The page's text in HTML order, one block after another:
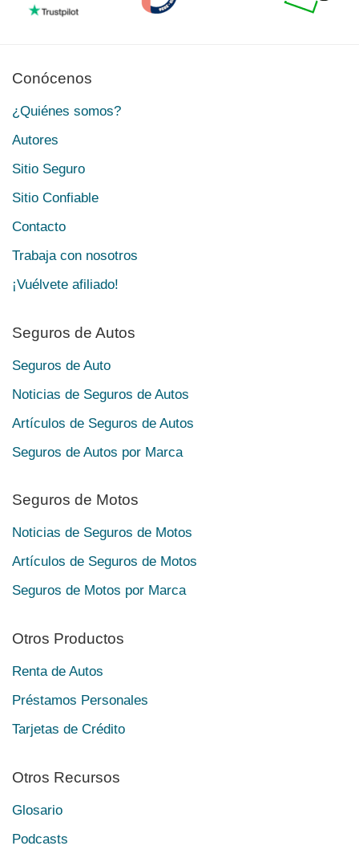
Conócenos
¿Quiénes somos?
Autores
Sitio Seguro
Sitio Confiable
Contacto
Trabaja con nosotros
¡Vuélvete afiliado!
Seguros de Autos
Seguros de Auto
Noticias de Seguros de Autos
Artículos de Seguros de Autos
Seguros de Autos por Marca
Seguros de Motos
Noticias de Seguros de Motos
Artículos de Seguros de Motos
Seguros de Motos por Marca
Otros Productos
Renta de Autos
Préstamos Personales
Tarjetas de Crédito
Otros Recursos
Glosario
Podcasts